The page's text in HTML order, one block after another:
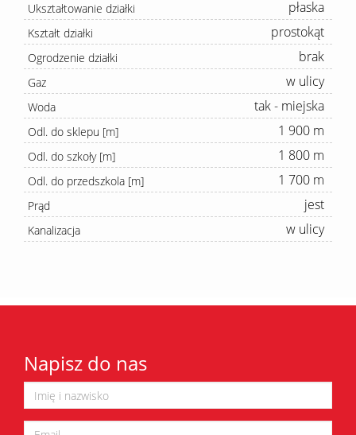
Ukształtowanie działki płaska
Kształt działki prostokąt
Ogrodzenie działki brak
Gaz w ulicy
Woda tak - miejska
Odl. do sklepu [m] 1 900 m
Odl. do szkoły [m] 1 800 m
Odl. do przedszkola [m] 1 700 m
Prąd jest
Kanalizacja w ulicy
Napisz do nas